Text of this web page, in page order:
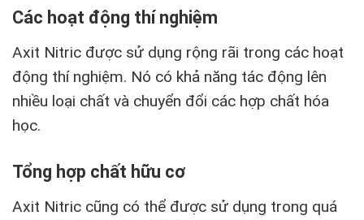
Các hoạt động thí nghiệm
Axit Nitric được sử dụng rộng rãi trong các hoạt
động thí nghiệm. Nó có khả năng tác động lên
nhiều loại chất và chuyển đổi các hợp chất hóa
học.
Tổng hợp chất hữu cơ
Axit Nitric cũng có thể được sử dụng trong quá